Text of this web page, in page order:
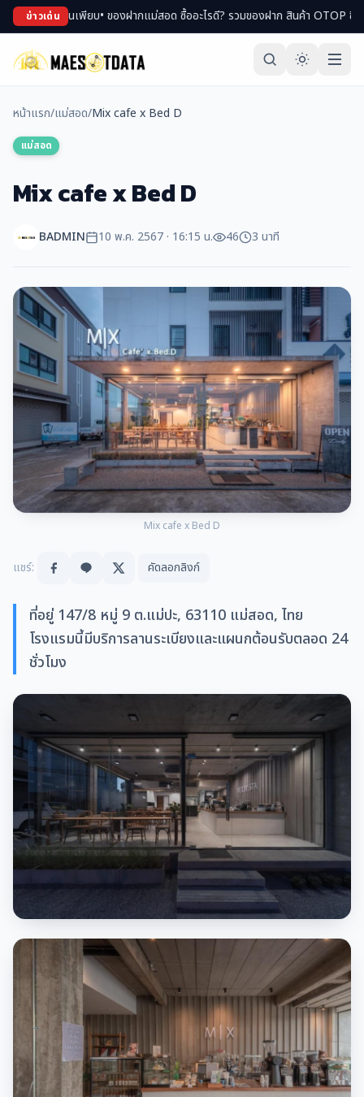
ข่าวเด่น
งฝากแม่สอด ซื้ออะไรดี? รวมของฝาก สินค้า OTOP ขึ้นชื่อ• เที่ยวแม่สอดหน้าหนา
หน้าแรก/แม่สอด/Mix cafe x Bed D
แม่สอด
Mix cafe x Bed D
BADMIN 10 พ.ค. 2567 · 16:15 น. 46 3 นาที
Mix cafe x Bed D
แชร์: คัดลอกลิงก์
ที่อยู่ 147/8 หมู่ 9 ต.แม่ปะ, 63110 แม่สอด, ไทย
โรงแรมนี้มีบริการลานระเบียงและแผนกต้อนรับตลอด 24
ชั่วโมง